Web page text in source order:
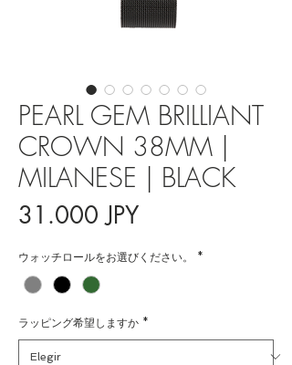
PEARL GEM BRILLIANT
CROWN 38MM |
MILANESE | BLACK
31.000 JPYPrecio
ウォッチロールをお選びください。 *
ラッピング希望しますか *